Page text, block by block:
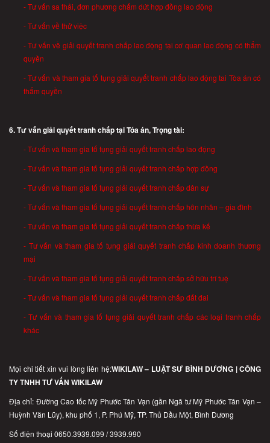
- Tư vấn sa thải, đơn phương chấm dứt hợp đồng lao động
- Tư vấn về thử việc
- Tư vấn về giải quyết tranh chấp lao động tại cơ quan lao động có thẩm
quyền
- Tư vấn và tham gia tố tụng giải quyết tranh chấp lao động tai Tòa án có
thẩm quyền
6. Tư vấn giải quyết tranh chấp tại Tóa án, Trọng tài:
- Tư vấn và tham gia tố tụng giải quyết tranh chấp lao động
- Tư vấn và tham gia tố tụng giải quyết tranh chấp hợp đồng
- Tư vấn và tham gia tố tụng giải quyết tranh chấp dân sự
- Tư vấn và tham gia tố tụng giải quyết tranh chấp hôn nhân – gia đình
- Tư vấn và tham gia tố tụng giải quyết tranh chấp thừa kế
- Tư vấn và tham gia tố tụng giải quyết tranh chấp kinh doanh thương
mại
- Tư vấn và tham gia tố tụng giải quyết tranh chấp sở hữu trí tuệ
- Tư vấn và tham gia tố tụng giải quyết tranh chấp đất đai
- Tư vấn và tham gia tố tụng giải quyết tranh chấp các loại tranh chấp
khác
Mọi chi tiết xin vui lòng liên hệ:WIKILAW – LUẬT SƯ BÌNH DƯƠNG | CÔNG
TY TNHH TƯ VẤN WIKILAW
Địa chỉ: Đường Cao tốc Mỹ Phước Tân Vạn (gần Ngã tư Mỹ Phước Tân Vạn –
Huỳnh Văn Lũy), khu phố 1, P. Phú Mỹ, TP. Thủ Dầu Một, Bình Dương
Số điện thoại 0650.3939.099 / 3939.990